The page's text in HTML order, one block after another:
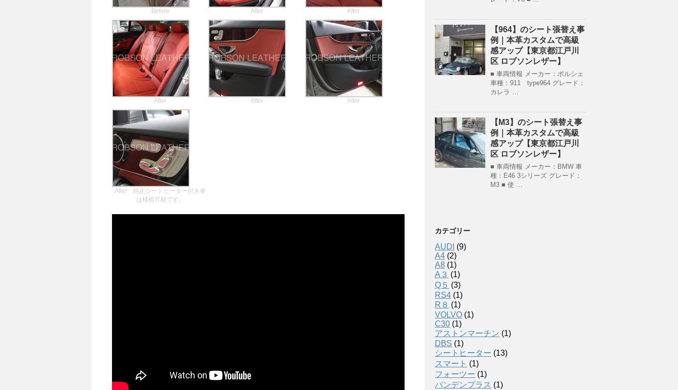
Before After After
After After After
After 純正シートヒーター付き車
は移植可能です。
【964】のシート張替え事
例｜本革カスタムで高級
感アップ【東京都江戸川
区 ロブソンレザー】
■ 車両情報 メーカー：ポルシェ
車種：911 type964 グレード：
カレラ …
【M3】のシート張替え事
例｜本革カスタムで高級
感アップ【東京都江戸川
区 ロブソンレザー】
■ 車両情報 メーカー：BMW 車
種：E46 3シリーズ グレード：
M3 ■ 使 …
カテゴリー
AUDI (9)
A4 (2)
A8 (1)
A３ (1)
Q５ (3)
RS4 (1)
R８ (1)
VOLVO (1)
C30 (1)
アストンマーチン (1)
DBS (1)
シートヒーター (13)
スマート (1)
フォーツー (1)
バンデンプラス (1)